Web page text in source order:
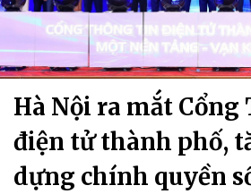
Hà Nội ra mắt
điện tử thành phố,
dựng chính quyền